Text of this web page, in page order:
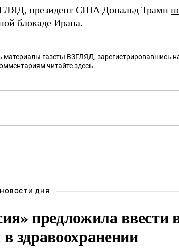
президент США Дональд Трамп
блокаде Ирана.
материалы газеты ВЗГЛЯД, зарегистрировавшись
читайтездесь.
НОВОСТИ ДНЯ
предложила
здравоохранении